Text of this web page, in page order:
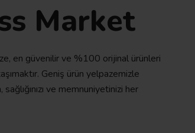
Market
en güvenilir ve %100 orijinal ürünleri
Geniş ürün yelpazemizle
ve memnuniyetinizi her